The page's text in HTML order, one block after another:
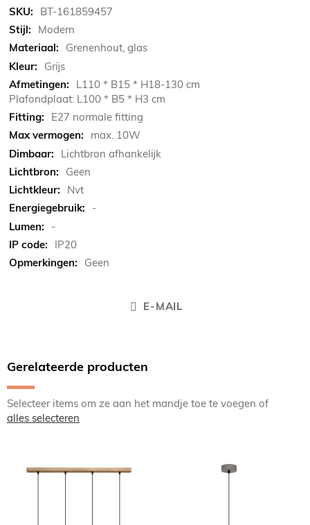
informatieBT-161859457
Modern
Grenenhout, glas
Grijs
L110 * B15 * H18-130 cm
Plafondplaat: L100 * B5 * H3 cm
E27 normale fitting
max. 10W
Lichtbron afhankelijk
Geen
Nvt
-
-
IP20
Geen
E-MAIL
Gerelateerde producten
Selecteer items om ze aan het mandje toe te voegen of
alles selecteren